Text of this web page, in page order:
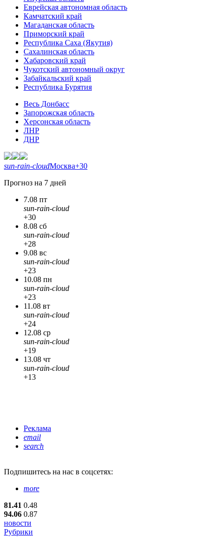
Еврейская автономная область
Камчатский край
Магаданская область
Приморский край
Республика Саха (Якутия)
Сахалинская область
Хабаровский край
Чукотский автономный округ
Забайкальский край
Республика Бурятия
Весь Донбасс
Запорожская область
Херсонская область
ЛНР
ДНР
sun-rain-cloudМосква+30
Прогноз на 7 дней
7.08 пт
sun-rain-cloud
+30
8.08 сб
sun-rain-cloud
+28
9.08 вс
sun-rain-cloud
+23
10.08 пн
sun-rain-cloud
+23
11.08 вт
sun-rain-cloud
+24
12.08 ср
sun-rain-cloud
+19
13.08 чт
sun-rain-cloud
+13
Реклама
email
search
Подпишитесь на нас в соцсетях:
more
81.41 0.48
94.06 0.87
новости
Рубрики